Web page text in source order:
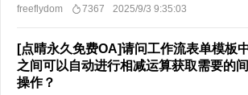
freeflydom 7367 2025/9/3 9:35:03
[点晴永久免费OA]请问工作流表单模板
之间可以自动进行相减运算获取需要的
操作？